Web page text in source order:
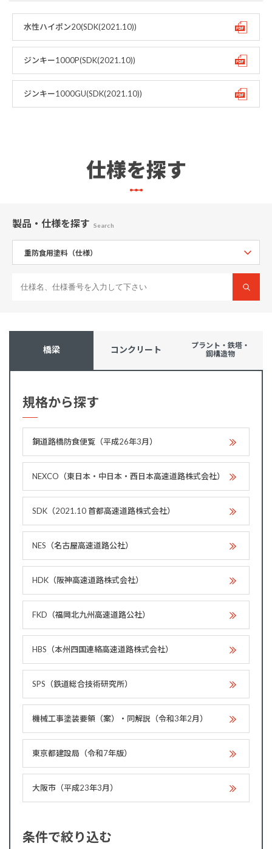
水性ハイポン20(SDK(2021.10))
ジンキー1000P(SDK(2021.10))
ジンキー1000GU(SDK(2021.10))
仕様を探す
製品・仕様を探す Search
橋梁 コンクリート
プラント・鉄塔・
鋼構造物
規格から探す
鋼道路橋防食便覧（平成26年3月）
NEXCO（東日本・中日本・西日本高速道路株式会社）
SDK（2021.10 首都高速道路株式会社）
NES（名古屋高速道路公社）
HDK（阪神高速道路株式会社）
FKD（福岡北九州高速道路公社）
HBS（本州四国連絡高速道路株式会社）
SPS（鉄道総合技術研究所）
機械工事塗装要領（案）・同解説（令和3年2月）
東京都建設局（令和7年版）
大阪市（平成23年3月）
条件で絞り込む